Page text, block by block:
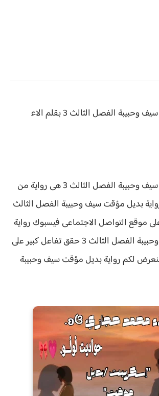
وحبيبة الفصل الثالث 3 بقلم الاء
رواية بديل مؤقت سيف وحبيبة الفصل الثالث 3 هى رواية من
بديل مؤقت سيف وحبيبة الفصل الثالث
موقع التواصل الاجتماعى فيسبوك رواية
الفصل الثالث 3 حقق
تفاعل كبير على
لكمروايةبديل مؤقت سيف وحبيبة